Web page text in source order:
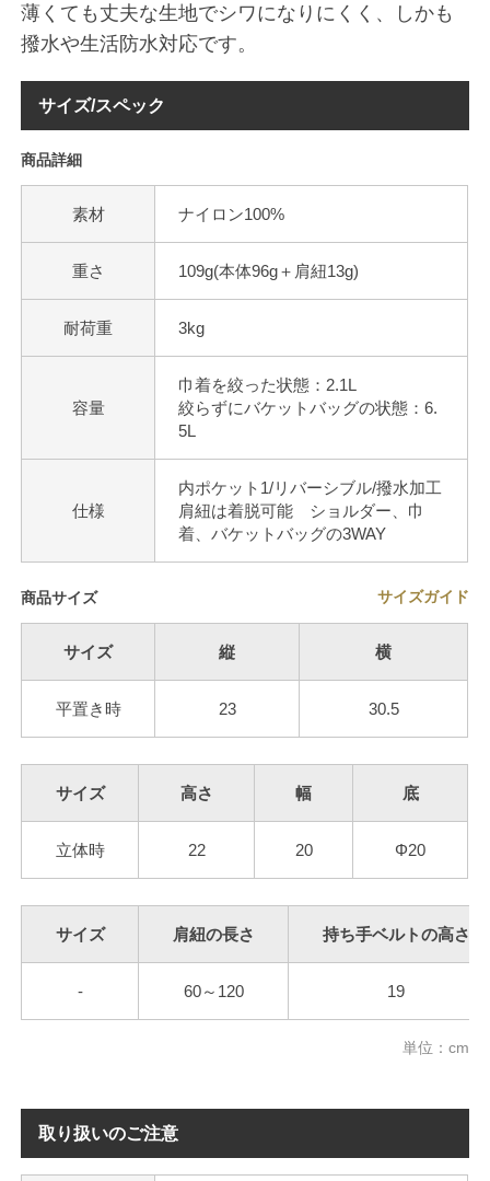
薄くても丈夫な生地でシワになりにくく、しかも
撥水や生活防水対応です。
サイズ/スペック
商品詳細
素材 ナイロン100%
重さ 109g(本体96g＋肩紐13g)
耐荷重 3kg
容量
巾着を絞った状態：2.1L
絞らずにバケットバッグの状態：6.
5L
仕様
内ポケット1/リバーシブル/撥水加工
肩紐は着脱可能 ショルダー、巾
着、バケットバッグの3WAY
商品サイズ サイズガイド
サイズ 縦 横
平置き時 23 30.5
サイズ 高さ 幅 底
立体時 22 20 Φ20
サイズ 肩紐の長さ 持ち手ベルトの高さ
- 60～120 19
単位：cm
取り扱いのご注意